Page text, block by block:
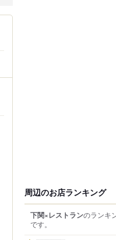
周辺のお店ランキング
下関×レストランのランキ
です。